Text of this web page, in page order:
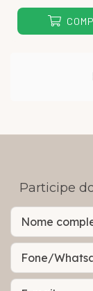
Participe